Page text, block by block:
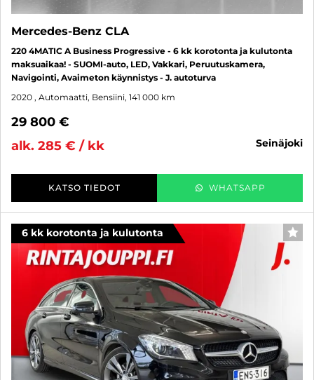
Mercedes-Benz CLA
220 4MATIC A Business Progressive - 6 kk korotonta ja kulutonta
maksuaikaa! - SUOMI-auto, LED, Vakkari, Peruutuskamera,
Navigointi, Avaimeton käynnistys - J. autoturva
2020 , Automaatti, Bensiini, 141 000 km
29 800 €
alk. 285 € / kk
seinäjoki
KATSO TIEDOT WHATSAPP
6 kk korotonta ja kulutonta